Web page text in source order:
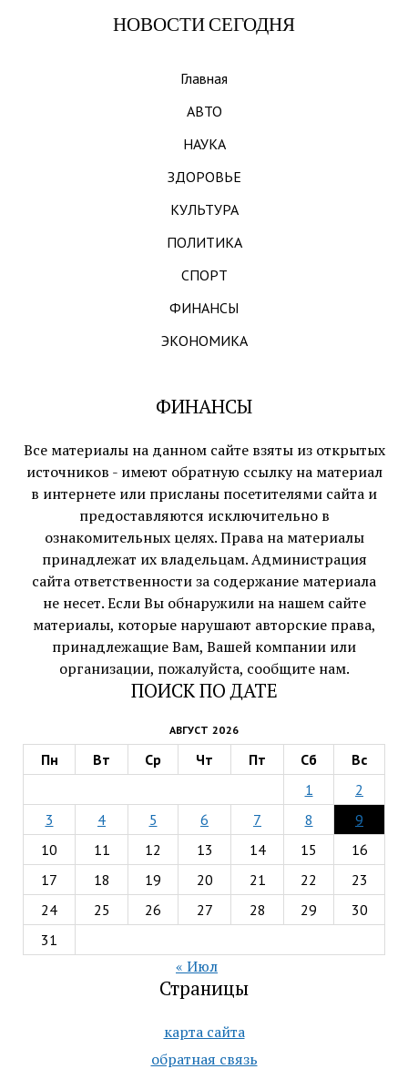
НОВОСТИ СЕГОДНЯ
Главная
АВТО
НАУКА
ЗДОРОВЬЕ
КУЛЬТУРА
ПОЛИТИКА
СПОРТ
ФИНАНСЫ
ЭКОНОМИКА
ФИНАНСЫ
Все материалы на данном сайте взяты из открытых
источников - имеют обратную ссылку на материал
в интернете или присланы посетителями сайта и
предоставляются исключительно в
ознакомительных целях. Права на материалы
принадлежат их владельцам. Администрация
сайта ответственности за содержание материала
не несет. Если Вы обнаружили на нашем сайте
материалы, которые нарушают авторские права,
принадлежащие Вам, Вашей компании или
организации, пожалуйста, сообщите нам.
ПОИСК ПО ДАТЕ
АВГУСТ 2026
Пн Вт Ср Чт Пт Сб
Вс
1
2
3
4 5 6 7 8
9
10
11 12 13 14 15
16
17
18 19 20 21 22
23
24
25 26 27 28 29
30
31
« Июл
Страницы
карта сайта
обратная связь